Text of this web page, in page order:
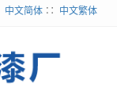
中文简体 ∷ 中文繁体